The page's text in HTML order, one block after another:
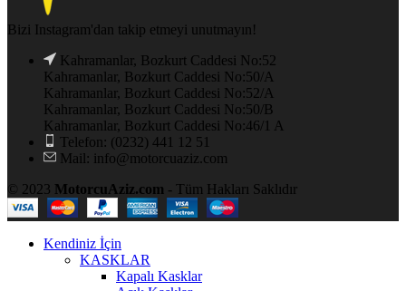
Bizi Instagram'dan takip etmeyi unutmayın!
Kahramanlar, Bozkurt Caddesi No:52
Kahramanlar, Bozkurt Caddesi No:50/A
Kahramanlar, Bozkurt Caddesi No:52/A
Kahramanlar, Bozkurt Caddesi No:50/B
Kahramanlar, Bozkurt Caddesi No:46/1 A
Telefon: (0232) 441 12 51
Mail: info@motorcuaziz.com
© 2023 MotorcuAziz.com - Tüm Hakları Saklıdır
Kendiniz İçin
KASKLAR
Kapalı Kasklar